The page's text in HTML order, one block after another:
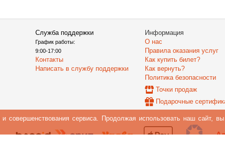
совершенствования сервиса. Продолжая использовать наш сайт,
Служба поддержки
График работы:
9:00-17:00
Контакты
Написать в службу поддержки
Информация
О нас
Правила оказания услуг
Как купить билет?
Как вернуть?
Политика безопасности
Точки продаж
Подарочные